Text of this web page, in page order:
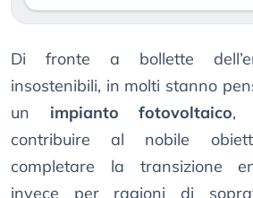
Di fronte a bollette
insostenibili, in molti stanno
un impianto fotovoltaico,
contribuire al nobile
completare la transizione
invece per ragioni di